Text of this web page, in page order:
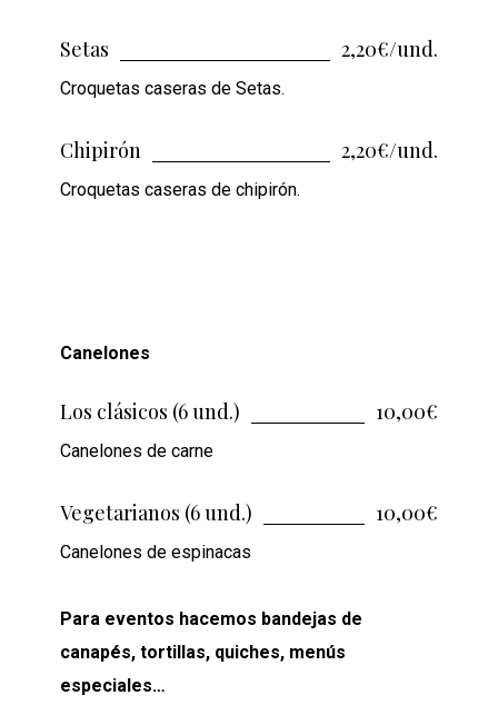
Setas 2,20€/und.
Croquetas caseras de Setas.
Chipirón 2,20€/und.
Croquetas caseras de chipirón.
Canelones
Los clásicos (6 und.) 10,00€
Canelones de carne
Vegetarianos (6 und.) 10,00€
Canelones de espinacas
Para eventos hacemos bandejas de
canapés, tortillas, quiches, menús
especiales…